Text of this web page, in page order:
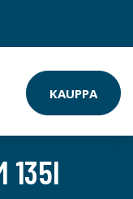
KAUPPA
135I